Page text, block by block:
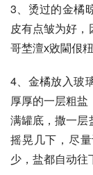
3、烫过的金橘
皮有点皱为好
哥埜澶х敓閫佷
4、金橘放入玻
厚厚的一层粗
满罐底，撒一层
摇晃几下，尽
少，盐都自动往